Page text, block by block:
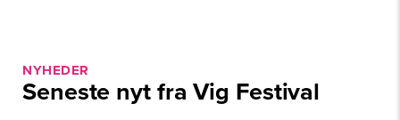
NYHEDER
Seneste nyt fra Vig Festival